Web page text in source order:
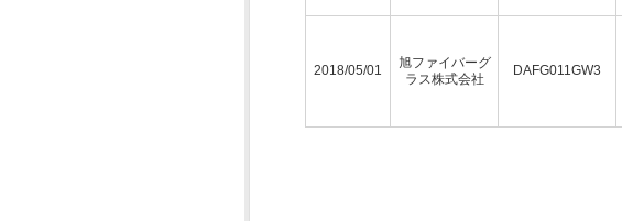
2018/05/01
旭ファイバーグ
ラス株式会社
DAFG011GW3